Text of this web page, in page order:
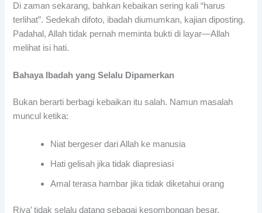
Di zaman sekarang, bahkan kebaikan sering kali “harus
terlihat”. Sedekah difoto, ibadah diumumkan, kajian diposting.
Padahal, Allah tidak pernah meminta bukti di layar—Allah
melihat isi hati.
Bahaya Ibadah yang Selalu Dipamerkan
Bukan berarti berbagi kebaikan itu salah. Namun masalah
muncul ketika:
Niat bergeser dari Allah ke manusia
Hati gelisah jika tidak diapresiasi
Amal terasa hambar jika tidak diketahui orang
Riya’ tidak selalu datang sebagai kesombongan besar.